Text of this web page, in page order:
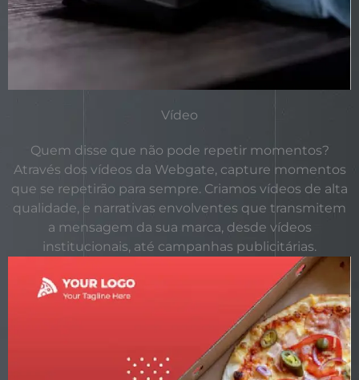
Vídeo
Quem disse que não pode repetir momentos?
Através dos vídeos da Webgate, capture momentos
que se repetirão para sempre. Criamos vídeos de alta
qualidade, e narrativas envolventes que transmitem
a mensagem da sua marca, desde vídeos
institucionais, até campanhas publicitárias.